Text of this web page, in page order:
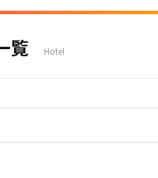
覧 Hotel